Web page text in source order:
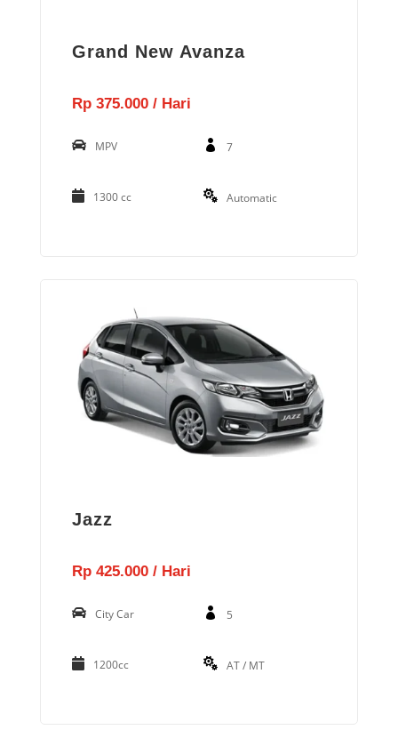
Grand New Avanza
Rp 375.000 / Hari
MPV 7
1300 cc Automatic
Jazz
Rp 425.000 / Hari
City Car 5
1200cc AT / MT